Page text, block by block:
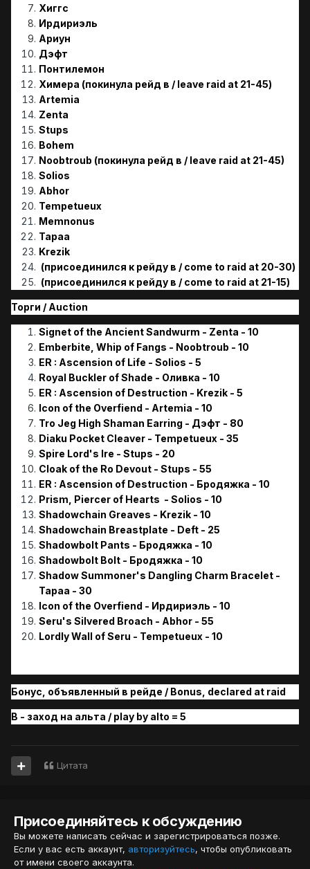
Хиггс
Ирдириэль
Ариун
Дэфт
Понтилемон
Химера (покинула рейд в / leave raid at 21-45)
Artemia
Zenta
Stups
Bohem
Noobtroub (покинула рейд в / leave raid at 21-45)
Solios
Abhor
Tempetueux
Memnonus
Tapaa
Krezik
(присоединился к рейду в / come to raid at 20-30)
(присоединился к рейду в / come to raid at 21-15)
Торги / Аuction
Signet of the Ancient Sandwurm - Zenta - 10
Emberbite, Whip of Fangs - Noobtroub - 10
ER : Ascension of Life - Solios - 5
Royal Buckler of Shade - Оливка - 10
ER : Ascension of Destruction - Krezik - 5
Icon of the Overfiend - Artemia - 10
Tro Jeg High Shaman Earring - Дэфт - 80
Diaku Pocket Cleaver - Tempetueux - 35
Spire Lord's Ire - Stups - 20
Cloak of the Ro Devout - Stups - 55
ER : Ascension of Destruction - Бродяжка - 10
Prism, Piercer of Hearts - Solios - 10
Shadowchain Greaves - Krezik - 10
Shadowchain Breastplate - Deft - 25
Shadowbolt Pants - Бродяжка - 10
Shadowbolt Bolt - Бродяжка - 10
Shadow Summoner's Dangling Charm Bracelet -
Tapaa - 30
Icon of the Overfiend - Ирдириэль - 10
Seru's Silvered Broach - Abhor - 55
Lordly Wall of Seru - Tempetueux - 10
Бонус, объявленный в рейде / Bonus, declared at raid
B - заход на альта / play by alto = 5
Цитата
Присоединяйтесь к обсуждению
Вы можете написать сейчас и зарегистрироваться позже.
Если у вас есть аккаунт, авторизуйтесь, чтобы опубликовать
от имени своего аккаунта.